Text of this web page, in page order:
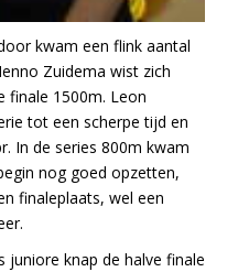
kwam een flink aantal
Zuidema wist zich
finale 1500m. Leon
tot een scherpe tijd en
In de series 800m kwam
nog goed opzetten,
finaleplaats, wel een
juniore knap de halve finale